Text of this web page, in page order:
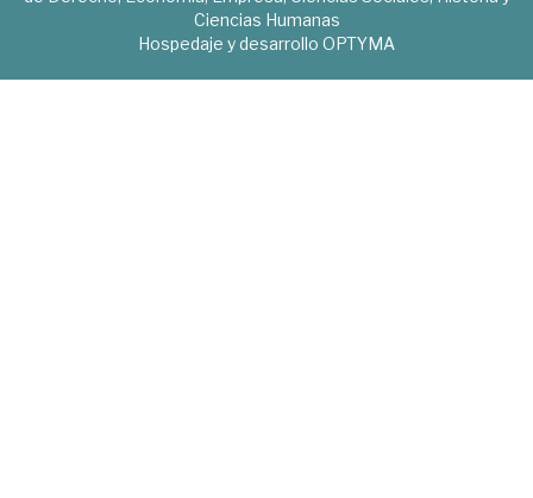
Ciencias Humanas
Hospedaje y desarrollo OPTYMA